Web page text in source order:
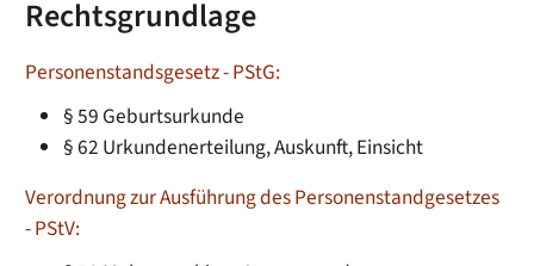
Rechtsgrundlage
Personenstandsgesetz - PStG:
§ 59 Geburtsurkunde
§ 62 Urkundenerteilung, Auskunft, Einsicht
Verordnung zur Ausführung des Personenstandgesetzes
- PStV: